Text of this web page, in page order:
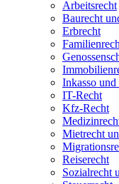
Arbeitsrecht
Baurecht
Erbrecht
Inkasso und
IT-Recht
Kfz-Recht
Mietrecht
Reiserecht
Sozialrecht